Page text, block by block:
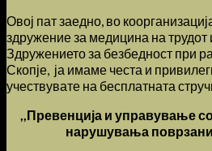
Овој пат заедно, во
здружение за медицина на
Здружението за безбедност при
Скопје, ја имаме честа и
учествувате на бесплатната
,,Превенција и управување
нарушувања поврзани